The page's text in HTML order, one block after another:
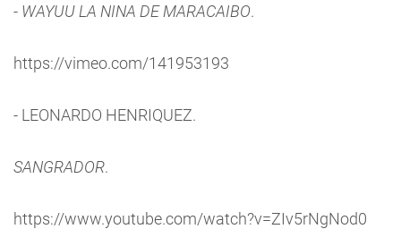
- WAYUU LA NINA DE MARACAIBO.
https://vimeo.com/141953193
- LEONARDO HENRIQUEZ.
SANGRADOR.
https://www.youtube.com/watch?v=ZIv5rNgNod0